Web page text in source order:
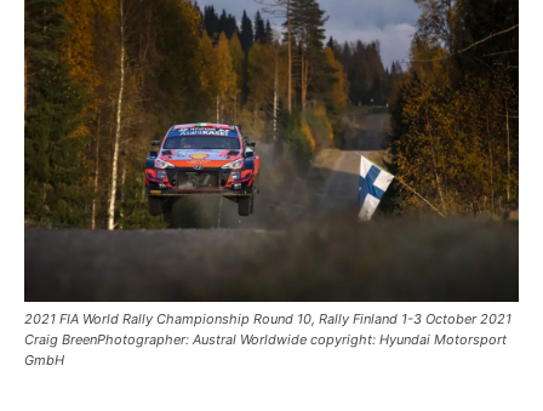
2021 FIA World Rally Championship Round 10, Rally Finland 1-3 October 2021
Craig BreenPhotographer: Austral Worldwide copyright: Hyundai Motorsport
GmbH